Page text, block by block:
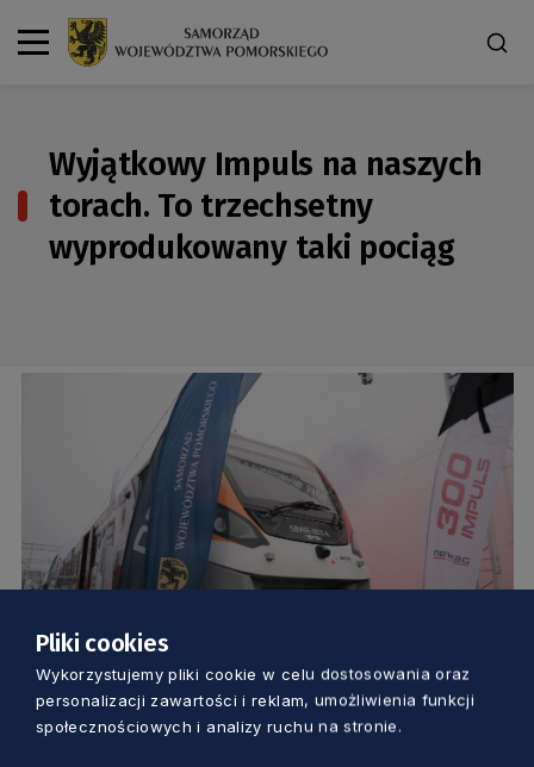
Wyjątkowy Impuls na naszych
torach. To trzechsetny
wyprodukowany taki pociąg
KOMUNIKACJA
Wyjątkowy Impuls na naszych torach. To
Pliki cookies
Wykorzystujemy pliki cookie w celu dostosowania oraz
personalizacji zawartości i reklam, umożliwienia funkcji
społecznościowych i analizy ruchu na stronie.